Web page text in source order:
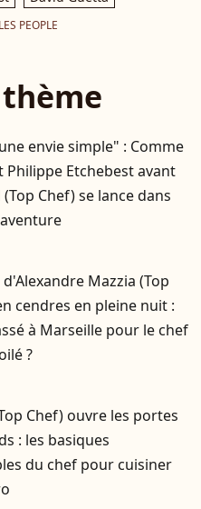
PEOPLE
envie simple" : Comme
Philippe Etchebest avant
Chef) se lance dans
Mazzia (Top
cendres en pleine nuit :
à Marseille pour le chef
?
Chef) ouvre les portes
: les basiques
du chef pour cuisiner